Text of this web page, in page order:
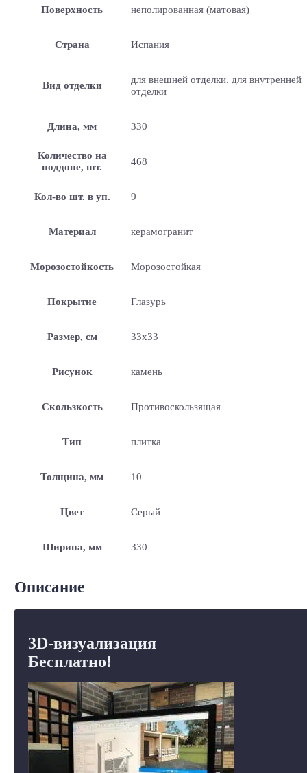
Поверхность неполированная (матовая)
Страна Испания
Вид отделки
для внешней отделки. для внутренней
отделки
Длина, мм 330
Количество на
поддоне, шт.
468
Кол-во шт. в уп. 9
Материал керамогранит
Морозостойкость Морозостойкая
Покрытие Глазурь
Размер, см 33х33
Рисунок камень
Скользкость Противоскользящая
Тип плитка
Толщина, мм 10
Цвет Серый
Ширина, мм 330
Описание
3D-визуализация
Бесплатно!